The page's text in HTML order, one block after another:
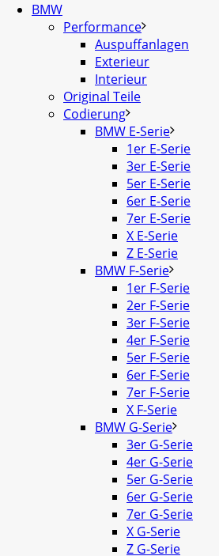
BMW
Performance
Auspuffanlagen
Exterieur
Interieur
Original Teile
Codierung
BMW E-Serie
1er E-Serie
3er E-Serie
5er E-Serie
6er E-Serie
7er E-Serie
X E-Serie
Z E-Serie
BMW F-Serie
1er F-Serie
2er F-Serie
3er F-Serie
4er F-Serie
5er F-Serie
6er F-Serie
7er F-Serie
X F-Serie
BMW G-Serie
3er G-Serie
4er G-Serie
5er G-Serie
6er G-Serie
7er G-Serie
X G-Serie
Z G-Serie